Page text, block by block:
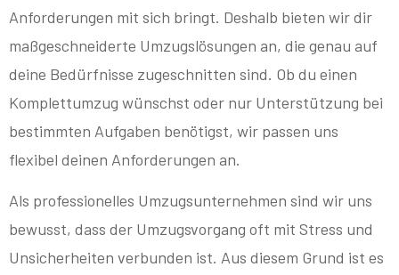
Anforderungen mit sich bringt. Deshalb bieten wir dir
maßgeschneiderte Umzugslösungen an, die genau auf
deine Bedürfnisse zugeschnitten sind. Ob du einen
Komplettumzug wünschst oder nur Unterstützung bei
bestimmten Aufgaben benötigst, wir passen uns
flexibel deinen Anforderungen an.
Als professionelles Umzugsunternehmen sind wir uns
bewusst, dass der Umzugsvorgang oft mit Stress und
Unsicherheiten verbunden ist. Aus diesem Grund ist es